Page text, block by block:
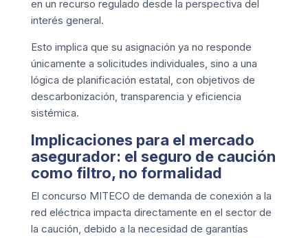
en un recurso regulado desde la perspectiva del
interés general.
Esto implica que su asignación ya no responde
únicamente a solicitudes individuales, sino a una
lógica de planificación estatal, con objetivos de
descarbonización, transparencia y eficiencia
sistémica.
Implicaciones para el mercado
asegurador: el seguro de caución
como filtro, no formalidad
El concurso MITECO de demanda de conexión a la
red eléctrica impacta directamente en el sector de
la caución, debido a la necesidad de garantías